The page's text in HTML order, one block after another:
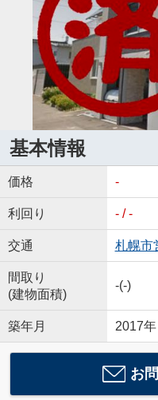
基本情報
価格 -
利回り - / -
交通 札幌市
間取り
(建物面積)
-(-)
築年月 2017
お